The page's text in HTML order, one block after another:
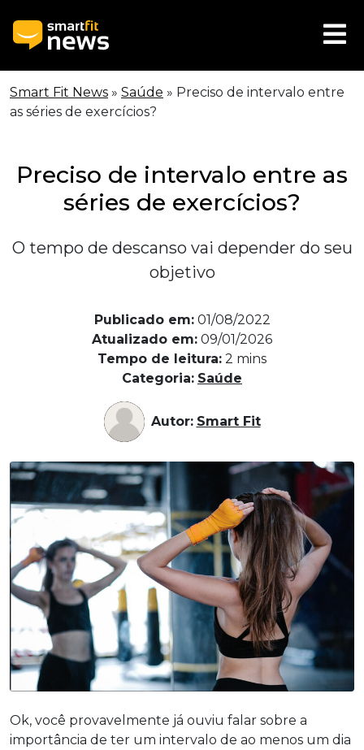
Smart Fit News » Saúde » Preciso de intervalo entre
as séries de exercícios?
Preciso de intervalo entre as
séries de exercícios?
O tempo de descanso vai depender do seu
objetivo
Publicado em: 01/08/2022
Atualizado em: 09/01/2026
Tempo de leitura: 2 mins
Categoria: Saúde
Autor: Smart Fit
Ok, você provavelmente já ouviu falar sobre a
importância de ter um intervalo de ao menos um dia